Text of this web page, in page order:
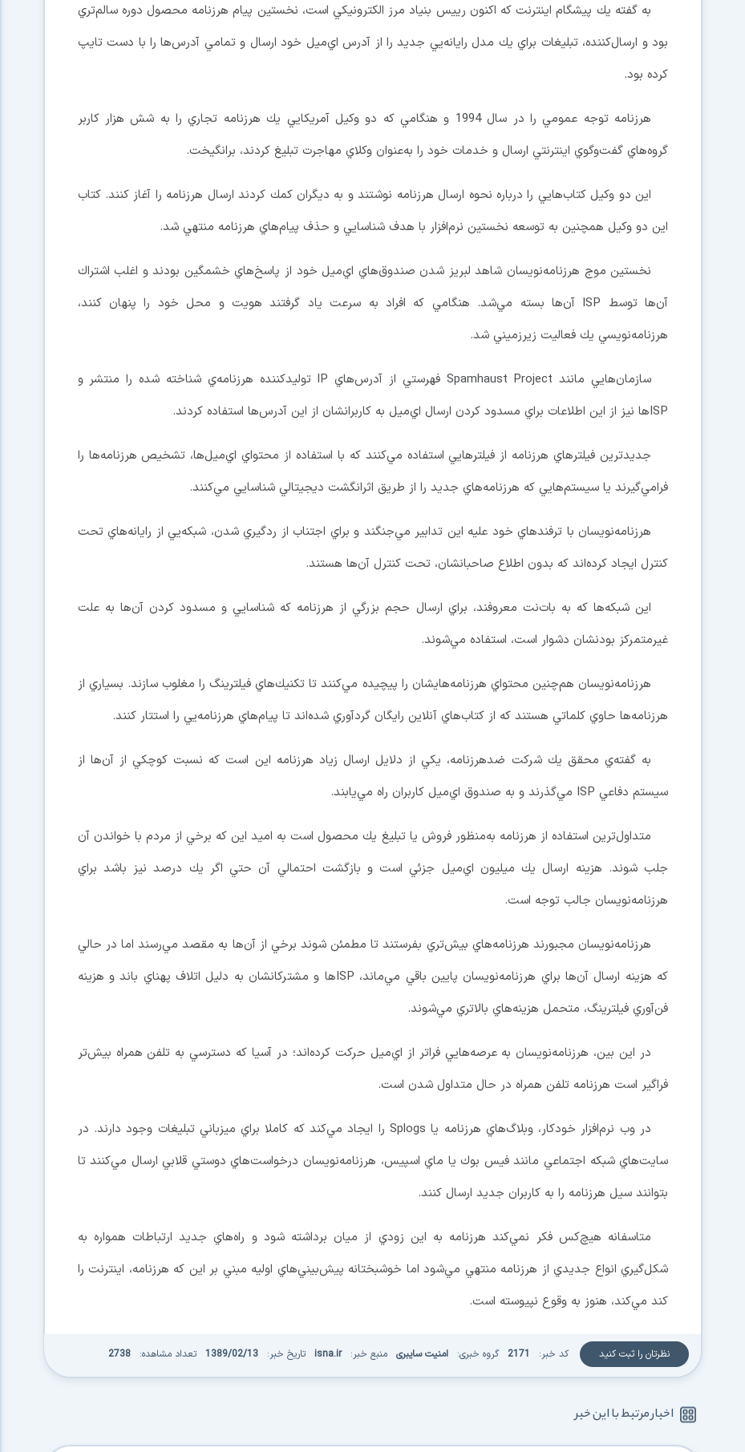
به گفته يك پيشگام اينترنت كه اكنون رييس بنياد مرز الكترونيكي است، نخستين پيام هرزنامه محصول دوره سالم‌تري
بود و ارسال‌كننده، تبليغات براي يك مدل رايانه‌يي جديد را از ‌آدرس اي‌ميل خود ارسال و تمامي ‌آدرس‌ها را با دست تايپ
كرده بود.
هرزنامه توجه عمومي را در سال 1994 و هنگامي ‌كه دو وكيل آمريكايي يك هرزنامه تجاري را به شش هزار كاربر
گروه‌هاي گفت‌و‌گوي اينترنتي ارسال و خدمات خود را به‌عنوان وكلاي مهاجرت تبليغ كردند، برانگيخت.
اين دو وكيل كتاب‌هايي را درباره نحوه ارسال هرزنامه نوشتند و به ديگران كمك كردند ارسال هرزنامه را آغاز كنند. كتاب
اين دو وكيل همچنين به توسعه‌ نخستين نرم‌افزار با هدف شناسايي و حذف پيام‌هاي هرزنامه منتهي شد.
نخستين موج هرزنامه‌نويسان شاهد لبريز شدن صندوق‌هاي اي‌ميل خود از پاسخ‌هاي خشمگين بودند و اغلب اشتراك
آن‌ها توسط ISP آن‌ها بسته مي‌شد. هنگامي‌ كه افراد به سرعت ياد گرفتند هويت و محل خود را پنهان كنند،
هرزنامه‌نويسي يك فعاليت زيرزميني شد.
سازمان‌هايي مانند Spamhaust Project فهرستي از آدرس‌هاي IP توليدكننده هرزنامه‌ي شناخته شده را منتشر و
ISP‌ها نيز از اين اطلاعات براي مسدود كردن ارسال اي‌ميل به كاربرانشان از اين آدرس‌ها استفاده كردند.
جديدترين فيلترهاي هرزنامه از فيلترهايي استفاده مي‌كنند كه با استفاده از محتواي اي‌ميل‌ها، تشخيص هرزنامه‌ها را
فرامي‌گيرند يا سيستم‌هايي كه هرزنامه‌هاي جديد را از طريق اثرانگشت ديجيتالي شناسايي مي‌كنند.
هرزنامه‌نويسان با ترفندهاي خود عليه اين تدابير مي‌جنگند و براي اجتناب از ردگيري شدن، شبكه‌يي از رايانه‌هاي تحت
كنترل ايجاد كرده‌اند كه بدون اطلاع صاحبانشان، تحت كنترل آن‌ها هستند.
اين شبكه‌ها كه به بات‌نت‌ معروفند، براي ارسال حجم بزرگي از هرزنامه كه شناسايي و مسدود كردن آن‌ها به علت
غيرمتمركز بودنشان دشوار است، استفاده مي‌شوند.
هرزنامه‌نويسان هم‌چنين محتواي هرزنامه‌هايشان را پيچيده مي‌كنند تا تكنيك‌هاي فيلترينگ را مغلوب سازند. بسياري از
هرزنامه‌ها حاوي كلماتي هستند كه از كتاب‌هاي آنلاين رايگان گردآوري شده‌اند تا پيام‌هاي هرزنامه‌يي را استتار كنند.
به گفته‌ي محقق يك شركت ضدهرزنامه، يكي از دلايل ارسال زياد هرزنامه اين است كه نسبت كوچكي از آن‌ها از
سيستم دفاعي ISP مي‌گذرند و به صندوق اي‌ميل كاربران راه مي‌يابند.
متداول‌ترين استفاده از هرزنامه به‌منظور فروش يا تبليغ يك محصول است به اميد اين كه برخي از مردم با خواندن آن
جلب شوند. هزينه ارسال يك ميليون اي‌ميل جزئي است و بازگشت احتمالي آن حتي اگر يك درصد نيز باشد براي
هرزنامه‌نويسان جالب توجه است.
هرزنامه‌نويسان مجبورند هرزنامه‌هاي بيش‌تري بفرستند تا مطمئن شوند برخي از آن‌ها به مقصد مي‌رسند اما در حالي
كه هزينه‌ ارسال آن‌ها براي هرزنامه‌نويسان پايين باقي مي‌ماند، ISP‌ها و مشتركانشان به دليل اتلاف پهناي باند و هزينه
فن‌آوري فيلترينگ، متحمل هزينه‌هاي بالاتري مي‌شوند.
در اين بين، هرزنامه‌نويسان به عرصه‌هايي فراتر از اي‌ميل حركت كرده‌اند؛ در آسيا كه دسترسي به تلفن همراه بيش‌تر
فراگير است هرزنامه تلفن همراه در حال متداول شدن است.
در وب نرم‌افزار خودكار، وبلاگ‌هاي هرزنامه يا Splogs را ايجاد مي‌كند كه كاملا براي ميزباني تبليغات وجود دارند. در
سايت‌هاي شبكه اجتماعي مانند فيس‌ بوك يا ماي اسپيس، هرزنامه‌نويسان درخواست‌هاي دوستي قلابي ارسال مي‌كنند تا
بتوانند سيل هرزنامه را به كاربران جديد ارسال كنند.
متاسفانه هيچ‌كس فكر نمي‌كند هرزنامه به اين زودي از ميان برداشته شود و راه‌هاي جديد ارتباطات همواره به
شكل‌گيري انواع جديدي از هرزنامه منتهي مي‌شود اما خوشبختانه پيش‌بيني‌هاي اوليه مبني بر اين كه هرزنامه، اينترنت را
كند مي‌كند، هنوز به وقوع نپيوسته‌ است.
نظرتان را ثبت کنید کد خبر: 2171 گروه خبری: امنیت سایبری منبع خبر: isna.ir تاریخ خبر: 1389/02/13 تعداد مشاهده: 2738
اخبار مرتبط با این خبر